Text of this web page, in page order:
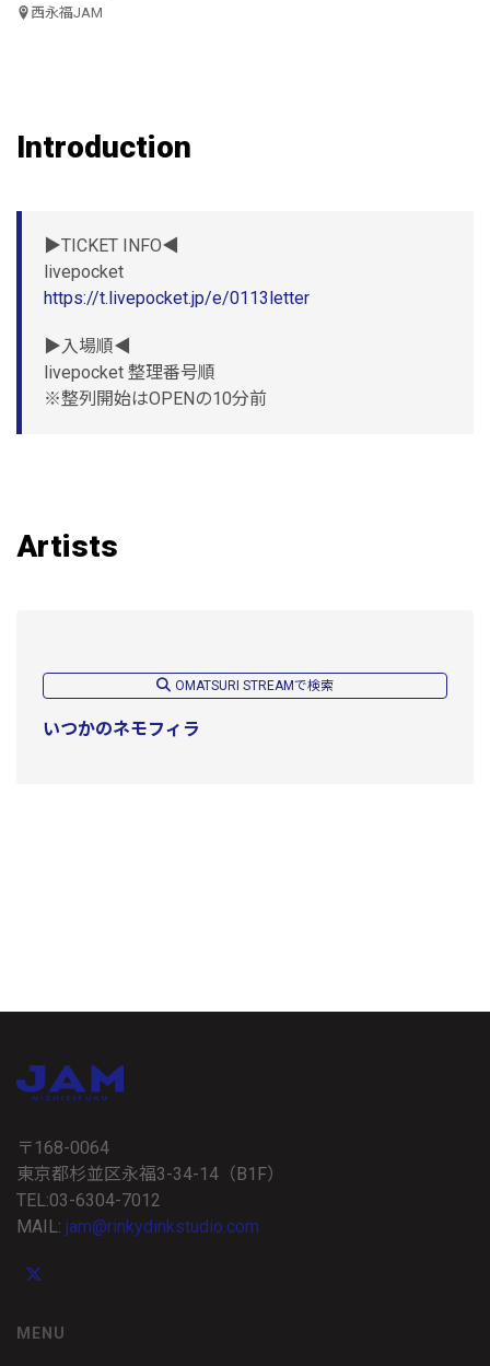
西永福JAM
Introduction
▶︎TICKET INFO◀︎
livepocket
https://t.livepocket.jp/e/0113letter
▶︎入場順◀︎
livepocket 整理番号順
※整列開始はOPENの10分前
Artists
OMATSURI STREAMで検索
いつかのネモフィラ
〒168-0064
東京都杉並区永福3-34-14（B1F）
TEL:03-6304-7012
MAIL: jam@rinkydinkstudio.com
MENU